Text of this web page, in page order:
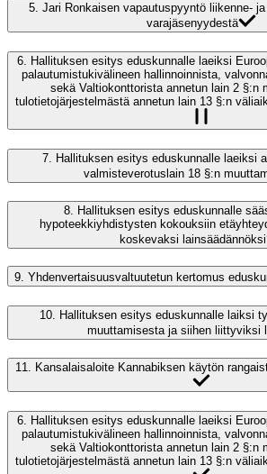
5. Jari Ronkaisen vapautuspyyntö liikenne-
varajäsenyydestä
6.
Hallituksen esitys eduskunnalle laeiksi
palautumistukivälineen hallinnoinnista,
sekä Valtiokonttorista annetun lain 2 §:n
tulotietojärjestelmästä annetun lain 13 §:n
7. Hallituksen esitys eduskunnalle laeiksi
valmisteverotuslain 18 §:n
8. Hallituksen esitys eduskunnalle
hypoteekkiyhdistysten kokouksiin
koskevaksi lainsäädännöksi
9. Yhdenvertaisuusvaltuutetun kertomus
10.
Hallituksen esitys eduskunnalle laiksi
muuttamisesta ja siihen liittyviksi
11. Kansalaisaloite Kannabiksen käytön
6. Hallituksen esitys eduskunnalle laeiksi
palautumistukivälineen hallinnoinnista,
sekä Valtiokonttorista annetun lain 2 §:n
tulotietojärjestelmästä annetun lain 13 §:n